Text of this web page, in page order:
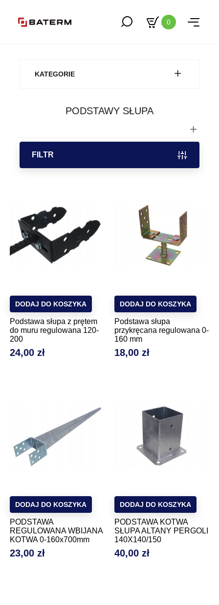
0
KATEGORIE
PODSTAWY SŁUPA
FILTR
Podstawa słupa z prętem
do muru regulowana 120-
200
Cena
24,00 zł
DODAJ DO KOSZYKA
Podstawa słupa
przykręcana regulowana 0-
160 mm
Cena
18,00 zł
DODAJ DO KOSZYKA
PODSTAWA
REGULOWANA WBIJANA
KOTWA 0-160x700mm
Cena
23,00 zł
DODAJ DO KOSZYKA
PODSTAWA KOTWA
SŁUPA ALTANY PERGOLI
140X140/150
Cena
40,00 zł
DODAJ DO KOSZYKA